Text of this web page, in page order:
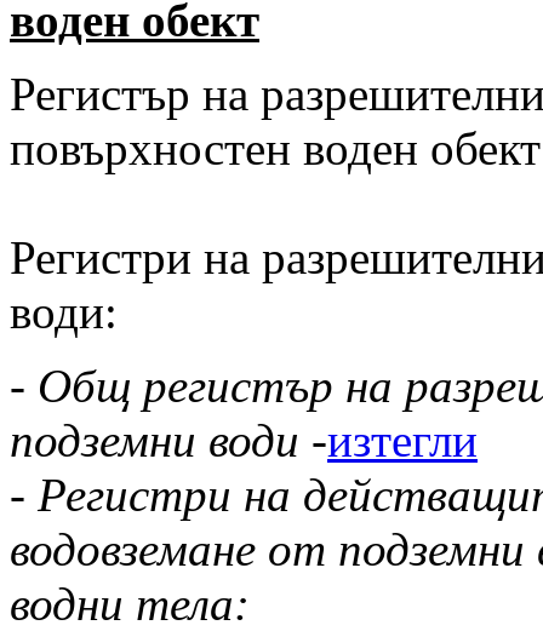
воден обект
Регистър на
повърхностен воден обект
Регистри на
води:
- Общ регистър на
подземни води -изтегли
- Регистри на
водовземане от
водни тела: